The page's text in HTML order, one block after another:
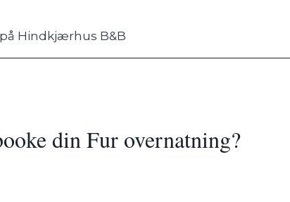
din Fur overnatning?